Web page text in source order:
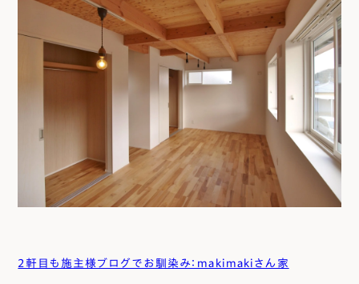
２軒目も施主様ブログでお馴染み：makimakiさん家